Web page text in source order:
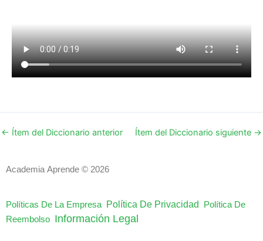
← Ítem del Diccionario anterior Ítem del Diccionario siguiente →
Academia Aprende © 2026
Políticas De La Empresa Política De Privacidad
Política De
Reembolso Información Legal